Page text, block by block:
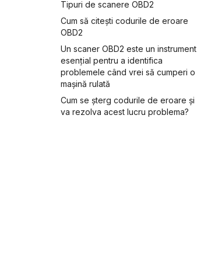
Tipuri de scanere OBD2
Cum să citești codurile de eroare
OBD2
Un scaner OBD2 este un instrument
esențial pentru a identifica
problemele când vrei să cumperi o
mașină rulată
Cum se șterg codurile de eroare și
va rezolva acest lucru problema?